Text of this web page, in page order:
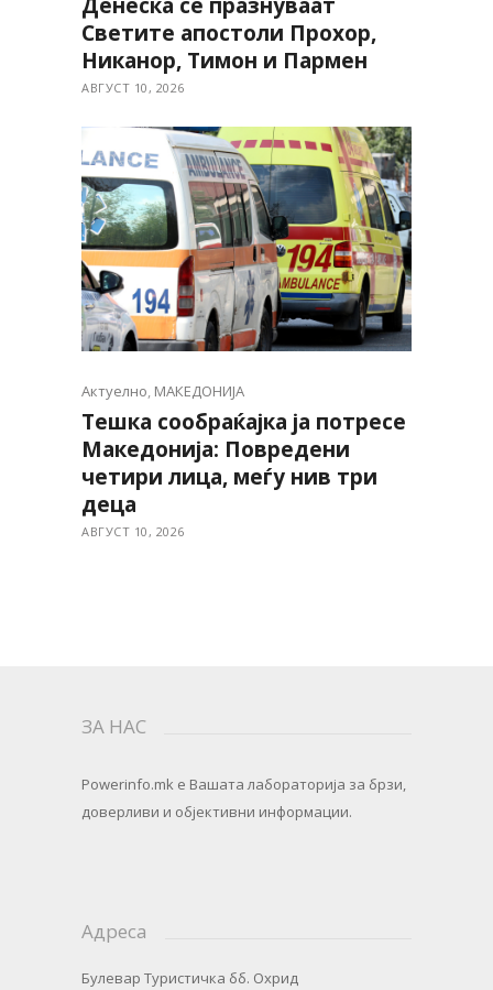
Светите апостоли Прохор,
Никанор, Тимон и Пармен
АВГУСТ 10, 2026
Актуелно, МАКЕДОНИЈА
Тешка сообраќајка ја потресе
Македонија: Повредени
четири лица, меѓу нив три
деца
АВГУСТ 10, 2026
ЗА НАС
Powerinfo.mk e Вашата лабораторија за брзи,
доверливи и објективни информации.
Адреса
Булевар Туристичка бб. Охрид